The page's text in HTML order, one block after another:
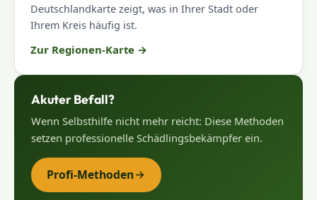
Deutschlandkarte zeigt, was in Ihrer Stadt oder
Ihrem Kreis häufig ist.
Zur Regionen-Karte →
Akuter Befall?
Wenn Selbsthilfe nicht mehr reicht: Diese Methoden
setzen professionelle Schädlingsbekämpfer ein.
Profi-Methoden